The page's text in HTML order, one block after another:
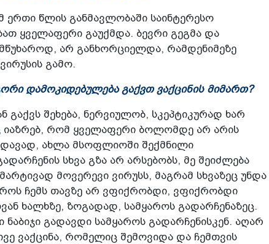
ერთი წლის განმავლობაში საინტერესო
ყველაფერი გაუქმდა. ბევრი გეგმა და
არ განხორციელდა, რამდენიმეზე
გამო.
დამოკიდებულება გაქვთ ვაქცინის მიმართ?
შეხება, ნერვიულობ, სკეპტიკურად ხარ
იაზრებ, რომ ყველაფერი ბოლომდე არ არის
ახლა მსოფლიოში შექმნილი
სხვა გზა არ არსებობს, მე შეიძლება
მოვერევი ვირუსს, მაგრამ სხვაზეც უნდა
ჩემს თავზე არ ვფიქრობდი, ვფიქრობდი
ხალხზე, ზოგადად, სამყაროს გადარჩენაზეც.
გადავდი სამყაროს გადარჩენისკენ. აღარ
ვაქცინა, რომელიც შემოვიდა და ჩემთვის